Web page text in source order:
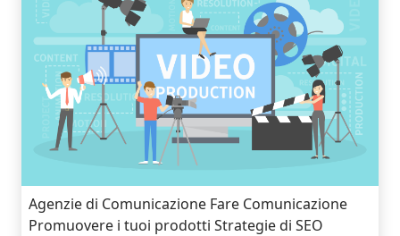
Agenzie di Comunicazione Fare Comunicazione
Promuovere i tuoi prodotti Strategie di SEO